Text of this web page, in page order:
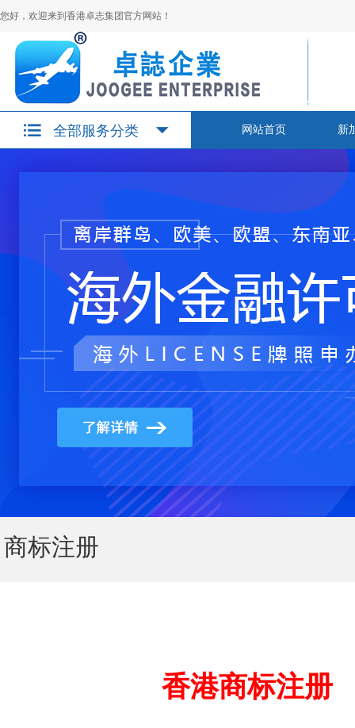
您好，欢迎来到香港卓志集团官方网站！
全部服务分类 网站首页 新
商标注册
香港商标注册